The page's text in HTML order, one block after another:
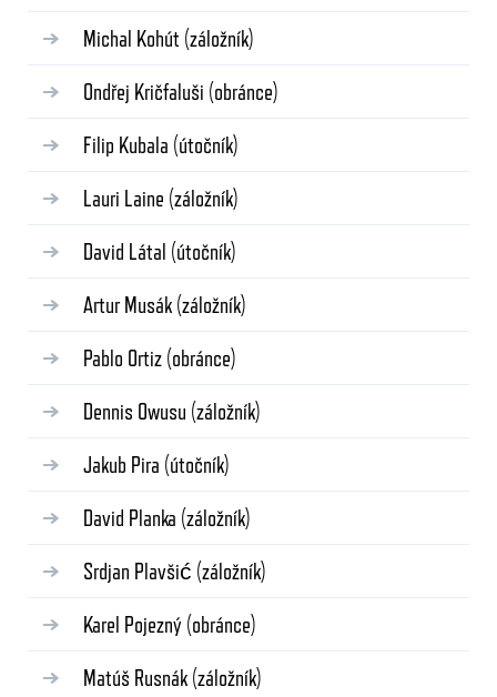
Michal Kohút (záložník)
Ondřej Kričfaluši (obránce)
Filip Kubala (útočník)
Lauri Laine (záložník)
David Látal (útočník)
Artur Musák (záložník)
Pablo Ortiz (obránce)
Dennis Owusu (záložník)
Jakub Pira (útočník)
David Planka (záložník)
Srdjan Plavšić (záložník)
Karel Pojezný (obránce)
Matúš Rusnák (záložník)